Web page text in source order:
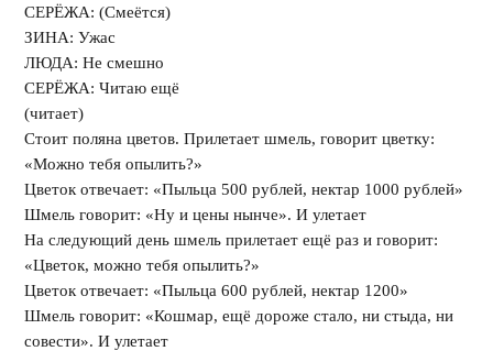
СЕРЁЖА: (Смеётся)
ЗИНА: Ужас
ЛЮДА: Не смешно
СЕРЁЖА: Читаю ещё
(читает)
Стоит поляна цветов. Прилетает шмель, говорит цветку:
«Можно тебя опылить?»
Цветок отвечает: «Пыльца 500 рублей, нектар 1000 рублей»
Шмель говорит: «Ну и цены нынче». И улетает
На следующий день шмель прилетает ещё раз и говорит:
«Цветок, можно тебя опылить?»
Цветок отвечает: «Пыльца 600 рублей, нектар 1200»
Шмель говорит: «Кошмар, ещё дороже стало, ни стыда, ни
совести». И улетает